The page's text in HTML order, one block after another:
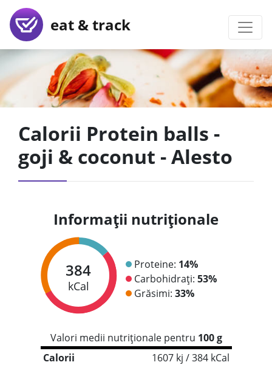
eat & track
Calorii Protein balls -
goji & coconut - Alesto
Informații nutriționale
384
kCal
Proteine: 14%
Carbohidrați: 53%
Grăsimi: 33%
Valori medii nutriționale pentru 100 g
Calorii
1607 kj / 384 kCal